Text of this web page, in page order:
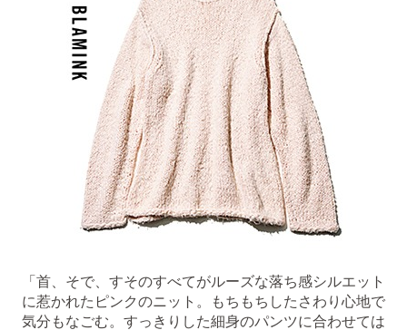
「首、そで、すそのすべてがルーズな落ち感シルエット
に惹かれたピンクのニット。もちもちしたさわり心地で
気分もなごむ。すっきりした細身のパンツに合わせては